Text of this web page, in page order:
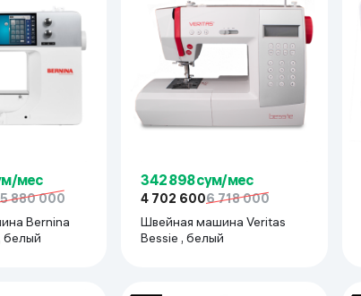
мес
880 000
Bernina
770 QE PLUS, белый
342 898 сум/мес
4 702 6006 718 000
Швейная машина Veritas
Bessie , белый